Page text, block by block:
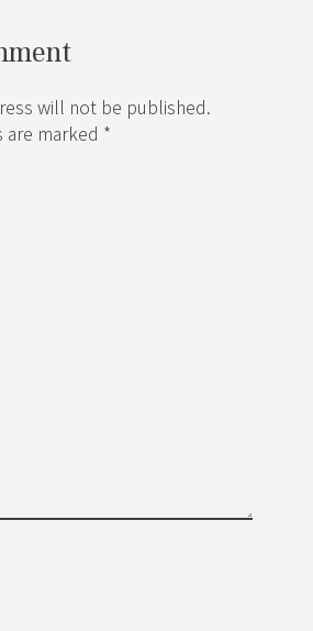
will not be published.
are marked *